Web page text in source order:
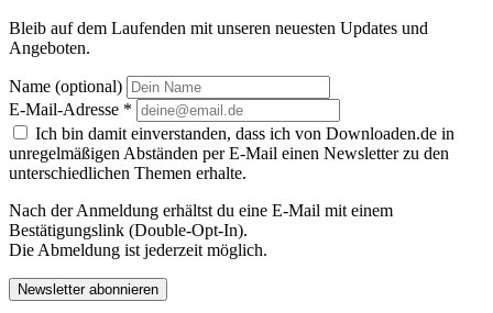
Bleib auf dem Laufenden mit unseren neuesten Updates und
Angeboten.
Name (optional)
E-Mail-Adresse *
Ich bin damit einverstanden, dass ich von Downloaden.de in
unregelmäßigen Abständen per E-Mail einen Newsletter zu den
unterschiedlichen Themen erhalte.
Nach der Anmeldung erhältst du eine E-Mail mit einem
Bestätigungslink (Double-Opt-In).
Die Abmeldung ist jederzeit möglich.
Newsletter abonnieren